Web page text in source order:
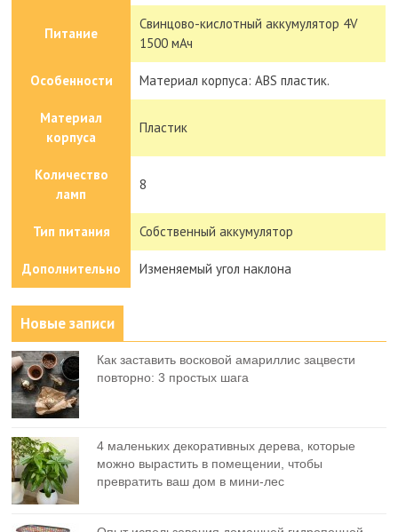
Питание
Свинцово-кислотный аккумулятор 4V
1500 мАч
Особенности Материал корпуса: ABS пластик.
Материал
корпуса
Пластик
Количество
ламп
8
Тип питания Собственный аккумулятор
Дополнительно Изменяемый угол наклона
Новые записи
Как заставить восковой амариллис зацвести
повторно: 3 простых шага
4 маленьких декоративных дерева, которые
можно вырастить в помещении, чтобы
превратить ваш дом в мини-лес